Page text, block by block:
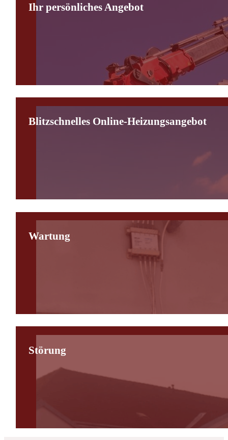
Ihr persönliches Angebot
Blitzschnelles Online-Heizungsangebot
Wartung
Störung